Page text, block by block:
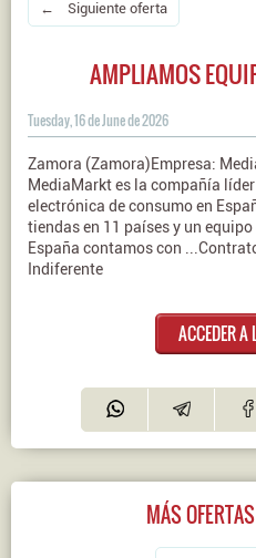
← Siguiente oferta
AMPLIAMOS
Tuesday, 16 de June de 2026
Zamora (Zamora)Empresa:
MediaMarkt es la compañía
electrónica de consumo en
tiendas en 11 países y un
España contamos con
Indiferente
ACCEDER A
MÁS